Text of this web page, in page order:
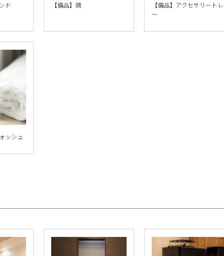
ド 【備品】鏡
【備品】アクセサリートレ
ー
ッシュ